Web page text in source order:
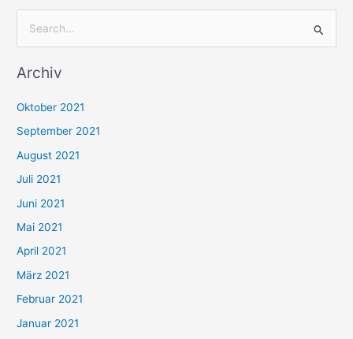
c
n
n
a
c
h
:
Archiv
Oktober 2021
September 2021
August 2021
Juli 2021
Juni 2021
Mai 2021
April 2021
März 2021
Februar 2021
Januar 2021